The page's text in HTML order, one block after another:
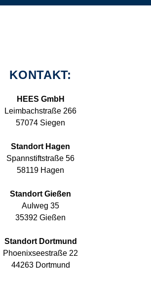
KONTAKT:
HEES GmbH
Leimbachstraße 266
57074 Siegen
Standort Hagen
Spannstiftstraße 56
58119 Hagen
Standort Gießen
Aulweg 35
35392 Gießen
Standort Dortmund
Phoenixseestraße 22
44263 Dortmund